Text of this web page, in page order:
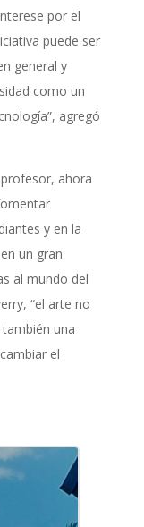
por el
puede ser
general y
como un
agregó
ahora
y en la
un gran
al mundo del
“el arte no
una
el